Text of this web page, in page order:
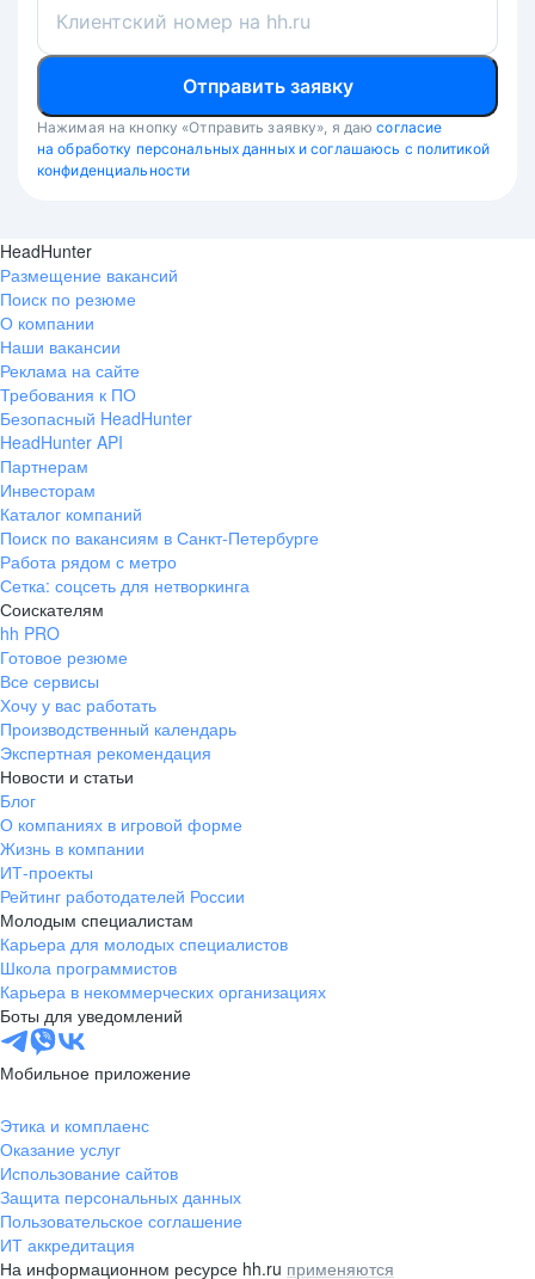
Клиентский номер на hh.ru
Отправить заявку
Нажимая на кнопку «Отправить заявку», я даю согласие
на обработку персональных данных и соглашаюсь с политикой
конфиденциальности
HeadHunter
Размещение вакансий
Поиск по резюме
О компании
Наши вакансии
Реклама на сайте
Требования к ПО
Безопасный HeadHunter
HeadHunter API
Партнерам
Инвесторам
Каталог компаний
Поиск по вакансиям в Санкт-Петербурге
Работа рядом с метро
Сетка: соцсеть для нетворкинга
Соискателям
hh PRO
Готовое резюме
Все сервисы
Хочу у вас работать
Производственный календарь
Экспертная рекомендация
Новости и статьи
Блог
О компаниях в игровой форме
Жизнь в компании
ИТ-проекты
Рейтинг работодателей России
Молодым специалистам
Карьера для молодых специалистов
Школа программистов
Карьера в некоммерческих организациях
Боты для уведомлений
Мобильное приложение
Этика и комплаенс
Оказание услуг
Использование сайтов
Защита персональных данных
Пользовательское соглашение
ИТ аккредитация
На информационном ресурсе hh.ru применяются